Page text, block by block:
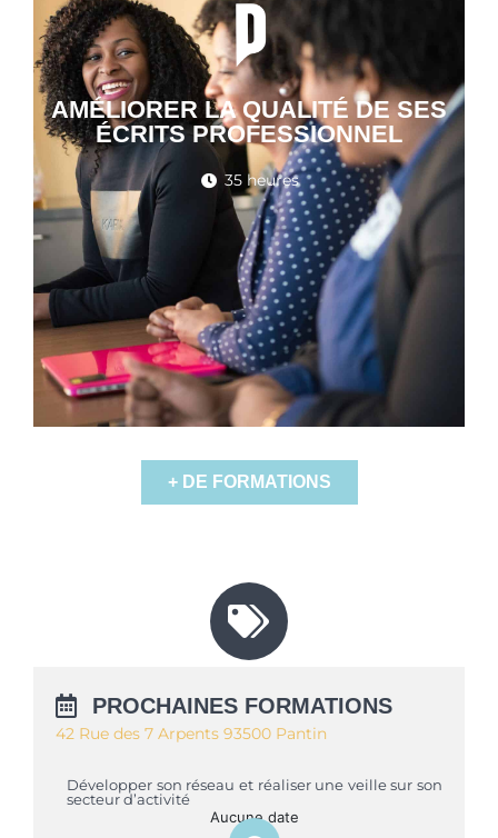
AMÉLIORER LA QUALITÉ DE SES
ÉCRITS PROFESSIONNEL
35 heures
+ DE FORMATIONS
PROCHAINES FORMATIONS
42 Rue des 7 Arpents 93500 Pantin
Développer son réseau et réaliser une veille sur son
secteur d’activité
Aucune date